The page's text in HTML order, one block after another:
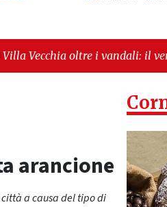
i vandali: il vero nodo è il senso
“Serve chiarezza!”"
arancione
a causa del tipo di